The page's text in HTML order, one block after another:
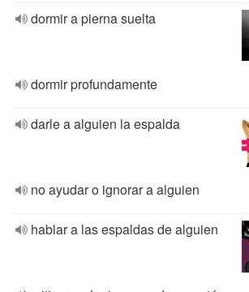
dormir a pierna suelta
dormir profundamente
darle a alguien la espalda
no ayudar o ignorar a alguien
hablar a las espaldas de alguien